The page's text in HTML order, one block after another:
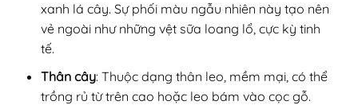
xanh lá cây. Sự phối màu ngẫu nhiên này tạo nên
vẻ ngoài như những vệt sữa loang lổ, cực kỳ tinh
tế.
Thân cây: Thuộc dạng thân leo, mềm mại, có thể
trồng rủ từ trên cao hoặc leo bám vào cọc gỗ.